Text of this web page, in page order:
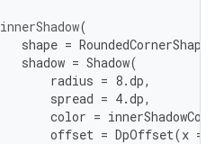
innerShadow(
shape = RoundedCornerShape
shadow = Shadow(
radius = 8.dp,
spread = 4.dp,
color =
offset = DpOffset(x =